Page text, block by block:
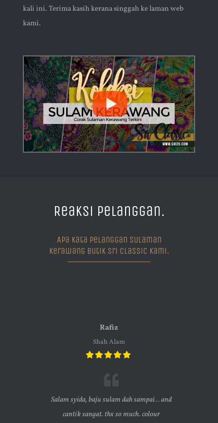
kali ini. Terima kasih kerana singgah ke laman web
kami.
Reaksi Pelanggan.
Apa Kata Pelanggan Sulaman
Kerawang Butik Sri Classic Kami.
Nurliza
Mersing
Wah! Cantiknya sulam kerawang saya.